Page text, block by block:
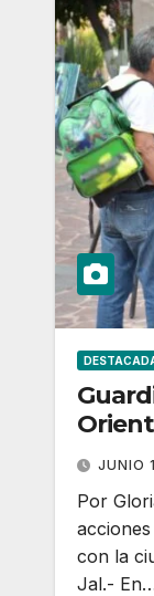
JUNIO
Por
con la
Jal.-